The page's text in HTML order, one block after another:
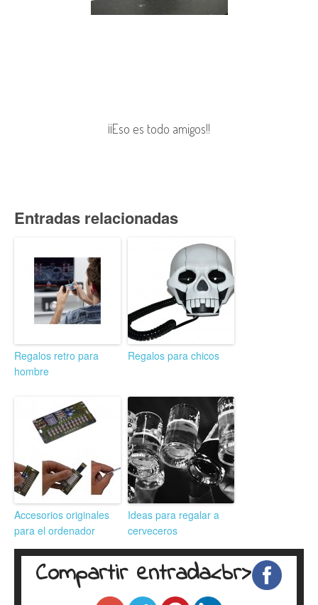
¡¡Eso es todo amigos!!
Entradas relacionadas
Regalos retro para
hombre
Regalos para chicos
Accesorios originales
para el ordenador
Ideas para regalar a
cerveceros
Compartir entrada<br>